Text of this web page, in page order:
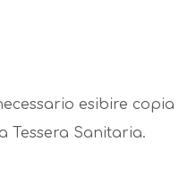
esibire copia
Tessera Sanitaria.